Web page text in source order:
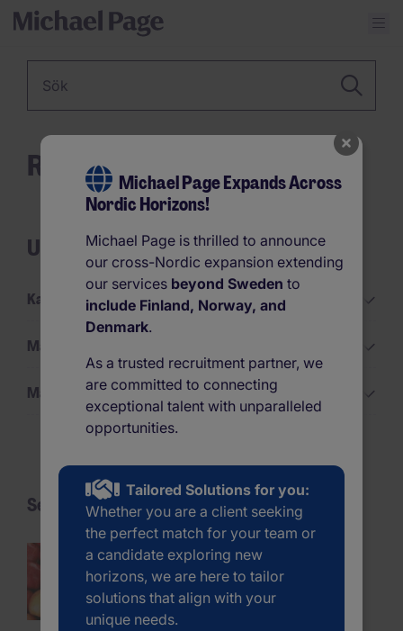
Michael Page Expands Across
Nordic Horizons!
Michael Page is thrilled to announce
our cross-Nordic expansion extending
our services beyond Sweden to
include Finland, Norway, and
Denmark.
As a trusted recruitment partner, we
are committed to connecting
exceptional talent with unparalleled
opportunities.
Tailored Solutions for you:
Whether you are a client seeking
the perfect match for your team or
a candidate exploring new
horizons, we are here to tailor
solutions that align with your
unique needs.
Råd
Utforska alla kategorier
Karriärråd
Managementråd
Marknadsuppdateringar
Senaste råd
Hur kan du hjälpa en
headhunter att hitta dig?